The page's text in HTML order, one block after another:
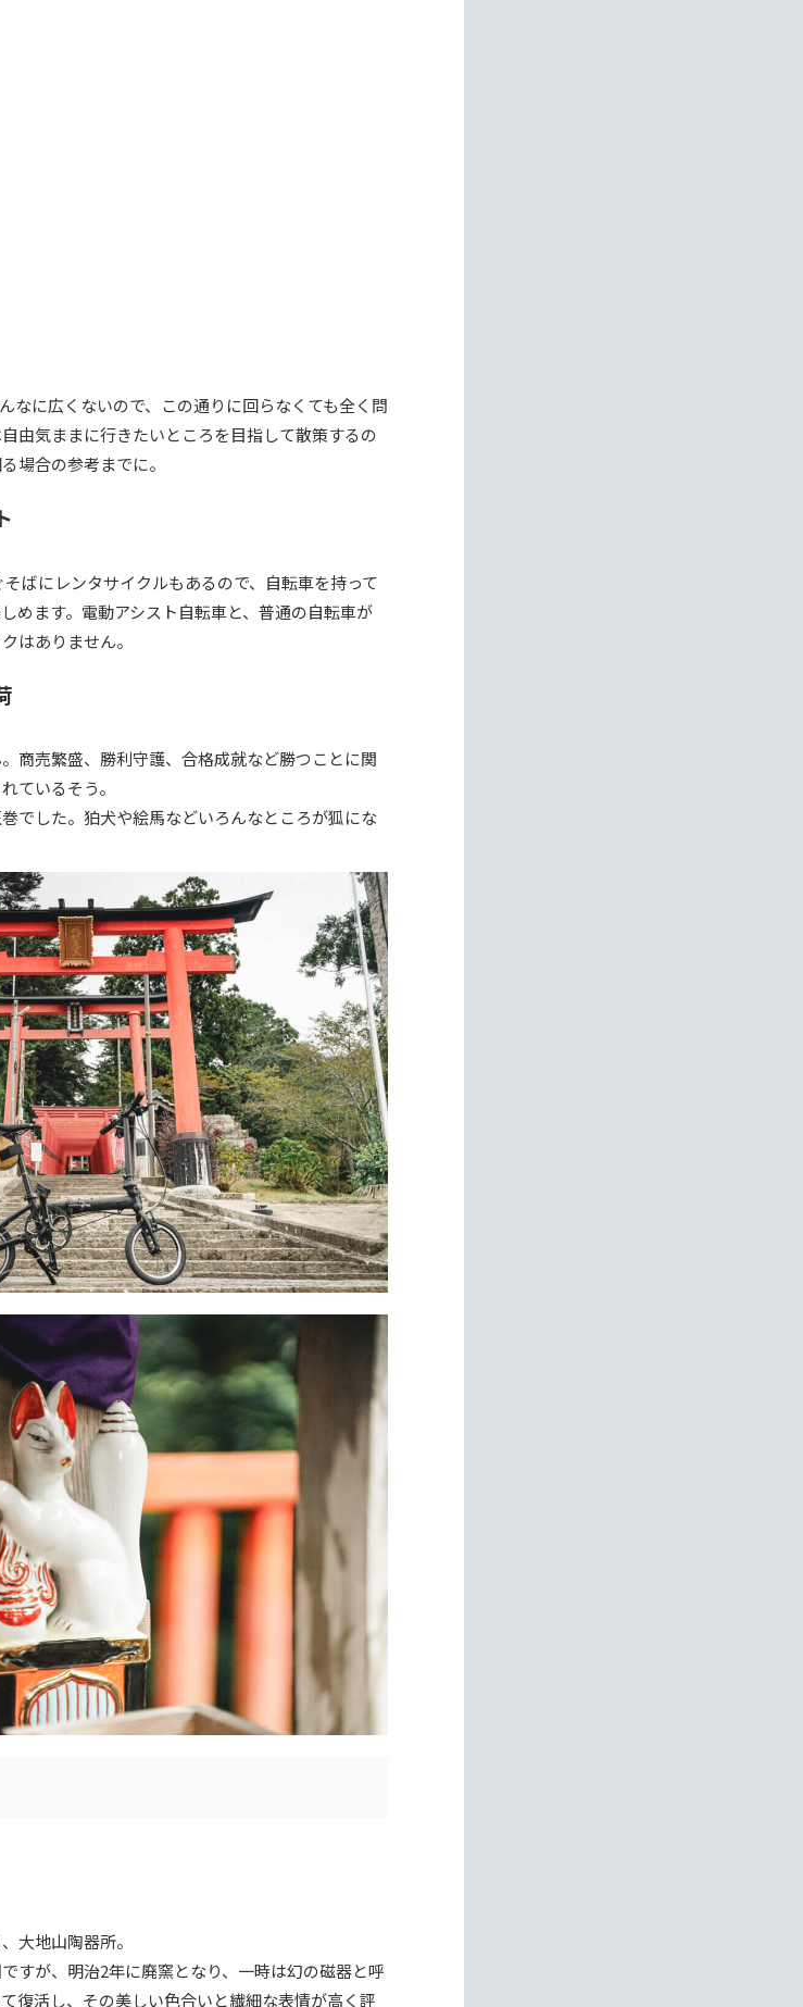
なに広くないので、この通りに回らなくても全く問
由気ままに行きたいところを目指して散策するの
場合の参考までに。
ばにレンタサイクルもあるので、自転車を持って
めます。電動アシスト自転車と、普通の自転車が
はありません。
商売繁盛、勝利守護、合格成就など勝つことに関
ているそう。
でした。狛犬や絵馬などいろんなところが狐にな
大地山陶器所。
すが、明治2年に廃窯となり、一時は幻の磁器と呼
復活し、その美しい色合いと繊細な表情が高く評